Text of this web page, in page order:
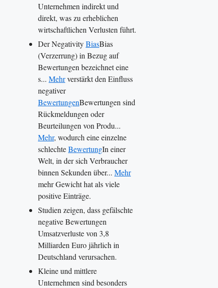
Unternehmen indirekt und
direkt, was zu erheblichen
wirtschaftlichen Verlusten führt.
Der NegativityBiasBias
(Verzerrung) in Bezug auf
Bewertungen bezeichnet eine
s... Mehrverstärkt den Einfluss
negativer
BewertungenBewertungen sind
Rückmeldungen oder
Beurteilungen von Produ...
Mehr, wodurch eine einzelne
schlechteBewertungIn einer
Welt, in der sich Verbraucher
binnen Sekunden über... Mehr
mehr Gewicht hat als viele
positive Einträge.
Studien zeigen, dass gefälschte
negative Bewertungen
Umsatzverluste von 3,8
Milliarden Euro jährlich in
Deutschland verursachen.
Kleine und mittlere
Unternehmen sind besonders